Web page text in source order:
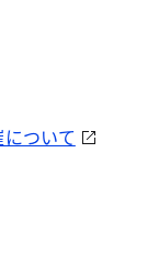
ついて